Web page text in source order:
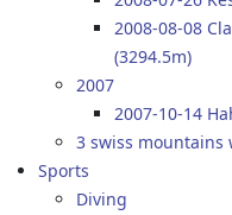
2008-08-08
(3294.5m)
2007
2007-10-14
3 swiss mountains
Sports
Diving